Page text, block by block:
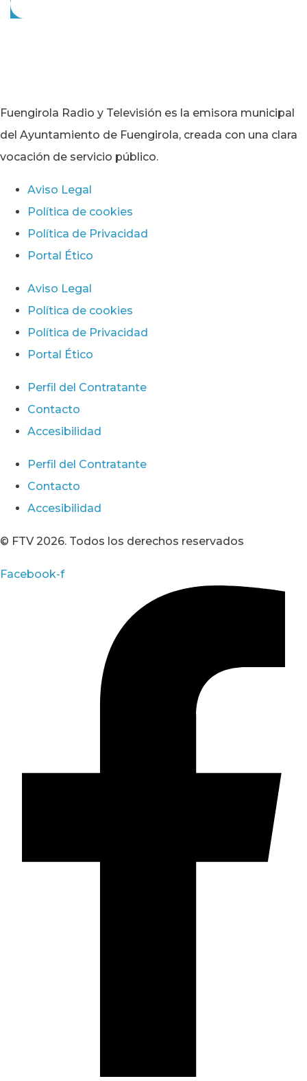
Fuengirola Radio y Televisión es la emisora municipal
del Ayuntamiento de Fuengirola, creada con una clara
vocación de servicio público.
Aviso Legal
Política de cookies
Política de Privacidad
Portal Ético
Aviso Legal
Política de cookies
Política de Privacidad
Portal Ético
Perfil del Contratante
Contacto
Accesibilidad
Perfil del Contratante
Contacto
Accesibilidad
© FTV 2026. Todos los derechos reservados
Facebook-f